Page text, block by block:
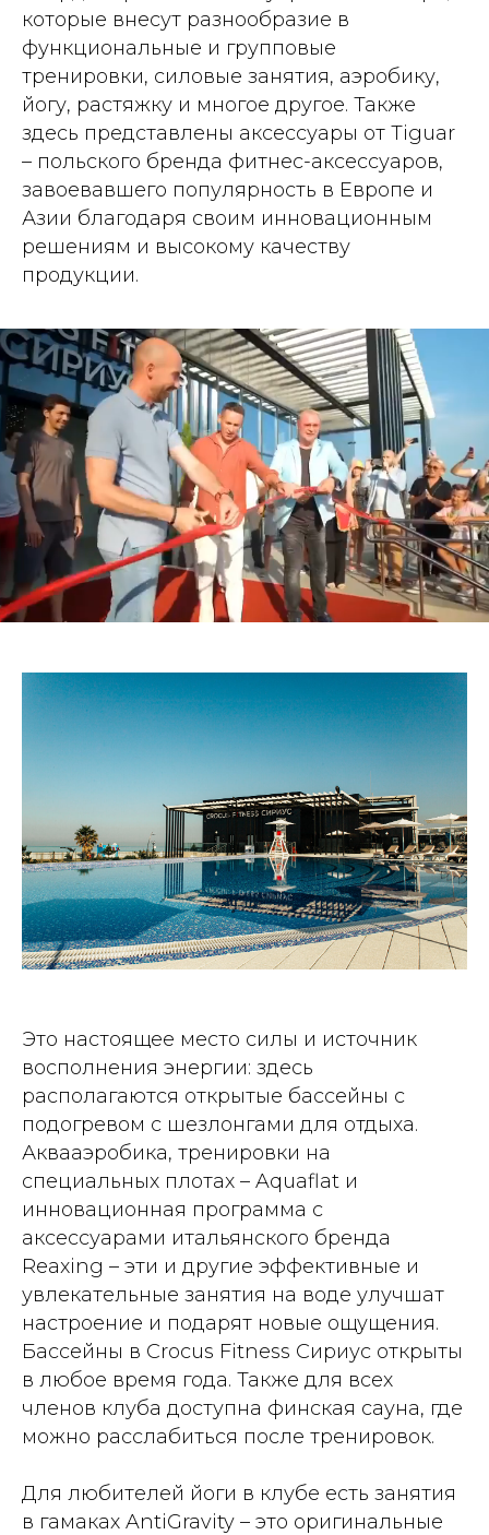
которые внесут разнообразие в
функциональные и групповые
тренировки, силовые занятия, аэробику,
йогу, растяжку и многое другое. Также
здесь представлены аксессуары от Tiguar
– польского бренда фитнес-аксессуаров,
завоевавшего популярность в Европе и
Азии благодаря своим инновационным
решениям и высокому качеству
продукции.
Это настоящее место силы и источник
восполнения энергии: здесь
располагаются открытые бассейны с
подогревом с шезлонгами для отдыха.
Аквааэробика, тренировки на
специальных плотах – Aquaflat и
инновационная программа с
аксессуарами итальянского бренда
Reaxing – эти и другие эффективные и
увлекательные занятия на воде улучшат
настроение и подарят новые ощущения.
Бассейны в Crocus Fitness Сириус открыты
в любое время года. Также для всех
членов клуба доступна финская сауна, где
можно расслабиться после тренировок.
Для любителей йоги в клубе есть занятия
в гамаках AntiGravity – это оригинальные